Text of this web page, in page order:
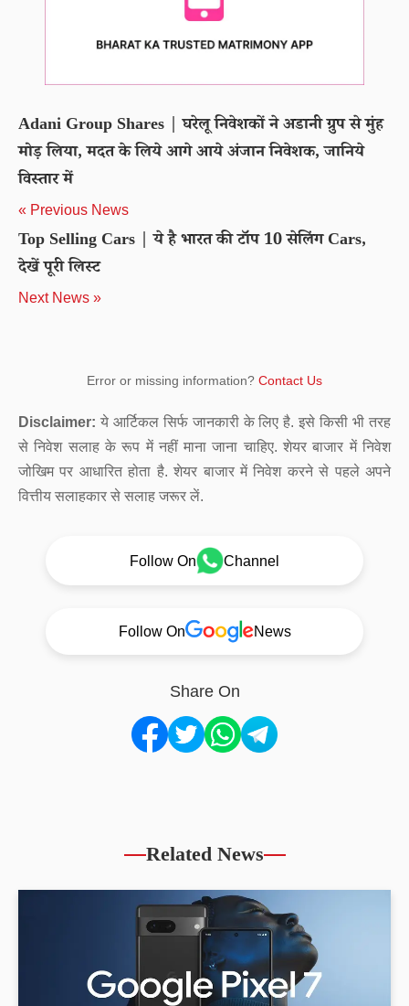
Adani Group Shares | घरेलू निवेशकों ने अडानी ग्रुप से मुंह
मोड़ लिया, मदत के लिये आगे आये अंजान निवेशक, जानिये
विस्तार में
« Previous News
Top Selling Cars | ये है भारत की टॉप 10 सेलिंग Cars,
देखें पूरी लिस्ट
Next News »
Error or missing information? Contact Us
Disclaimer: ये आर्टिकल सिर्फ जानकारी के लिए है. इसे किसी भी तरह
से निवेश सलाह के रूप में नहीं माना जाना चाहिए. शेयर बाजार में निवेश
जोखिम पर आधारित होता है. शेयर बाजार में निवेश करने से पहले अपने
वित्तीय सलाहकार से सलाह जरूर लें.
Follow On Channel
Follow On News
Share On
Related News